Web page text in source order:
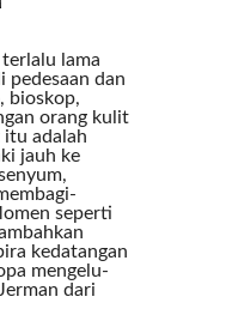
lama
pedesaan dan
bioskop,
orang kulit
itu adalah
jauh ke
seperti
kedatangan
mengelu-
dari